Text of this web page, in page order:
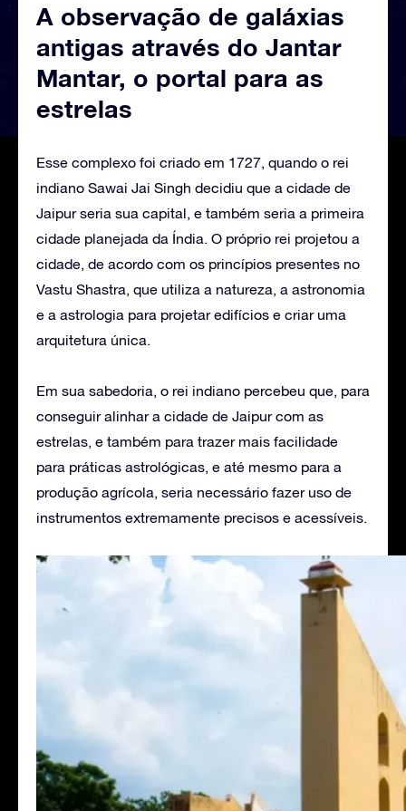
A observação de galáxias
antigas através do Jantar
Mantar, o portal para as
estrelas
Esse complexo foi criado em 1727, quando o rei
indiano Sawai Jai Singh decidiu que a cidade de
Jaipur seria sua capital, e também seria a primeira
cidade planejada da Índia. O próprio rei projetou a
cidade, de acordo com os princípios presentes no
Vastu Shastra, que utiliza a natureza, a astronomia
e a astrologia para projetar edifícios e criar uma
arquitetura única.
Em sua sabedoria, o rei indiano percebeu que, para
conseguir alinhar a cidade de Jaipur com as
estrelas, e também para trazer mais facilidade
para práticas astrológicas, e até mesmo para a
produção agrícola, seria necessário fazer uso de
instrumentos extremamente precisos e acessíveis.